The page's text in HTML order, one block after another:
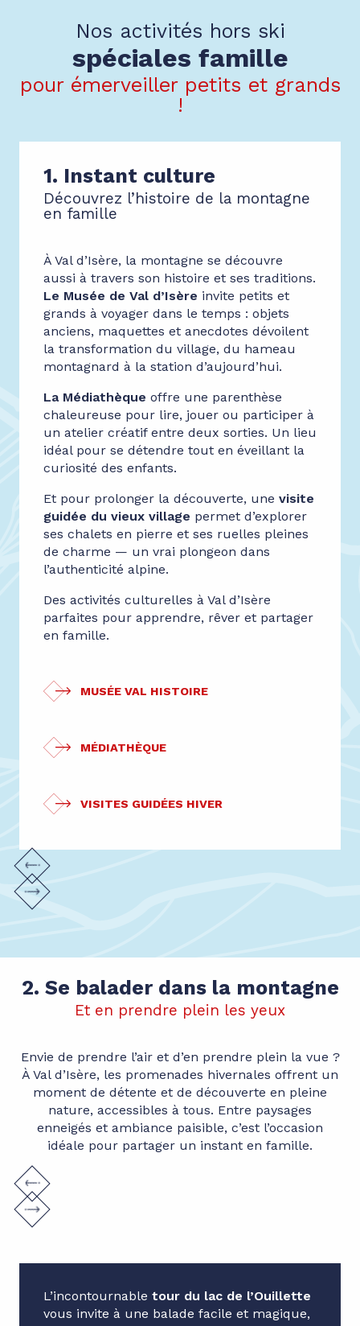
Avec les animaux
3 Petites sensations
Animations et spectacles
5 Le Centre Aquasportif
Nos activités hors ski
spéciales famille
pour émerveiller petits et grands
!
1. Instant culture
Découvrez l’histoire de la montagne
en famille
À Val d’Isère, la montagne se découvre
aussi à travers son histoire et ses traditions.
Le Musée de Val d’Isère invite petits et
grands à voyager dans le temps : objets
anciens, maquettes et anecdotes dévoilent
la transformation du village, du hameau
montagnard à la station d’aujourd’hui.
La Médiathèque offre une parenthèse
chaleureuse pour lire, jouer ou participer à
un atelier créatif entre deux sorties. Un lieu
idéal pour se détendre tout en éveillant la
curiosité des enfants.
Et pour prolonger la découverte, une visite
guidée du vieux village permet d’explorer
ses chalets en pierre et ses ruelles pleines
de charme — un vrai plongeon dans
l’authenticité alpine.
Des activités culturelles à Val d’Isère
parfaites pour apprendre, rêver et partager
en famille.
MUSÉE VAL HISTOIRE
MÉDIATHÈQUE
VISITES GUIDÉES HIVER
2. Se balader dans la montagne
Et en prendre plein les yeux
Envie de prendre l’air et d’en prendre plein la vue ?
À Val d’Isère, les promenades hivernales offrent un
moment de détente et de découverte en pleine
nature, accessibles à tous. Entre paysages
enneigés et ambiance paisible, c’est l’occasion
idéale pour partager un instant en famille.
L’incontournable tour du lac de l’Ouillette
vous invite à une balade facile et magique,